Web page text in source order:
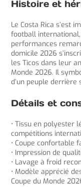
Histoire et
Le Costa Rica s’est
football
performances
domicile 2026
les Ticos dans leur
Monde 2026. Il
d’un peuple derrière
Détails et
• Tissu en polyester
compétitions
• Coupe confortable
• Impression de
• Lavage à froid
• Modèle apprécié
Coupe du Monde